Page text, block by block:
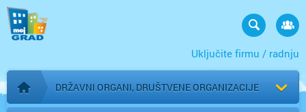
Uključite firmu / radnju
Početna stranica
DRŽAVNI ORGANI, DRUŠTVENE ORGANIZACIJE